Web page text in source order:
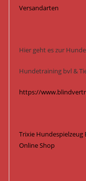
Versandarten
Hier geht es zur
Hundetraining bvl &
https://
Trixie Hundespielzeug
Online Shop